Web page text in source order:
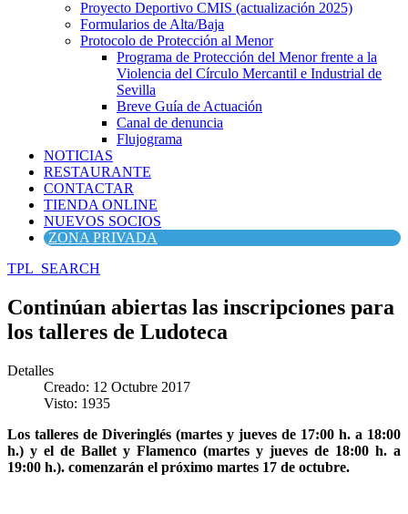
Proyecto Deportivo CMIS (actualización 2025)
Formularios de Alta/Baja
Protocolo de Protección al Menor
Programa de Protección del Menor frente a la
Violencia del Círculo Mercantil e Industrial de
Sevilla
Breve Guía de Actuación
Canal de denuncia
Flujograma
NOTICIAS
RESTAURANTE
CONTACTAR
TIENDA ONLINE
NUEVOS SOCIOS
ZONA PRIVADA
TPL_SEARCH
Continúan abiertas las inscripciones para
los talleres de Ludoteca
Detalles
Creado: 12 Octubre 2017
Visto: 1935
Los talleres de Diveringlés (martes y jueves de 17:00 h. a 18:00
h.) y el de Ballet y Flamenco (martes y jueves de 18:00 h. a
19:00 h.). comenzarán el próximo martes 17 de octubre.